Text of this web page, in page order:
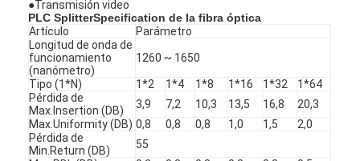
●Transmisión video
PLC SplitterSpecification de la fibra óptica
Artículo
Parámetro
Longitud de onda de
funcionamiento
(nanómetro)
1260 ~ 1650
Tipo (1*N) 1*2 1*4 1*8 1*16 1*32
1*64
Pérdida de
Max.Insertion (DB)
3,9 7,2 10,3 13,5 16,8
20,3
Max.Uniformity (DB) 0,8 0,8 0,8 1,0 1,5
2,0
Pérdida de
Min.Return (DB)
55